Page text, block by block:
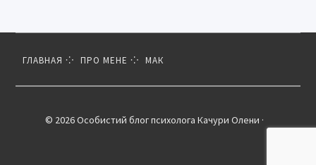
ГЛАВНАЯ ПРО МЕНЕ МАК
© 2026 Особистий блог психолога Качури Олени ·